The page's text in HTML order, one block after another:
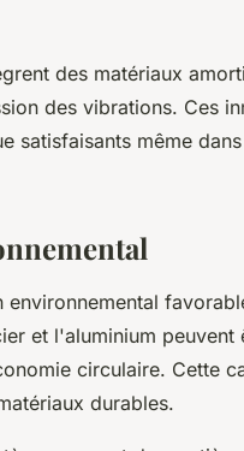
des matériaux
des vibrations. Ces
même
et l'aluminium peuvent
circulaire. Cette
durables.